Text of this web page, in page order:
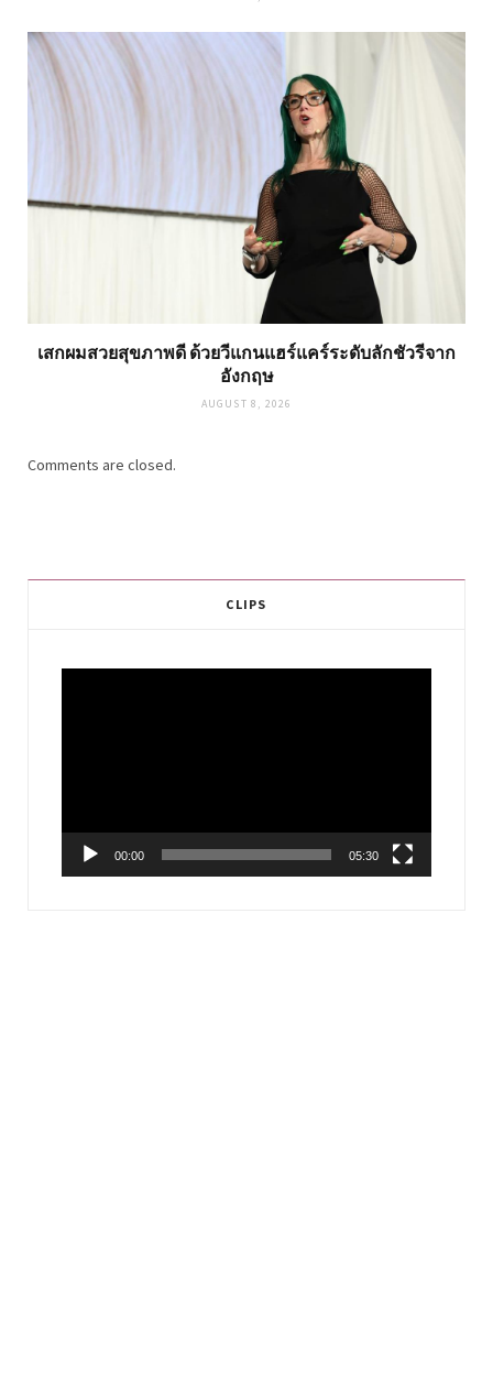
เสกผมสวยสุขภาพดี ด้วยวีแกนแฮร์แคร์ระดับลักชัวรีจาก
อังกฤษ
AUGUST 8, 2026
Comments are closed.
CLIPS
00:00 05:30